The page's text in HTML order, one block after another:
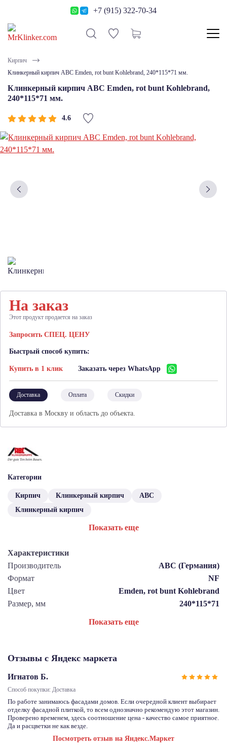
+7 (915) 322-70-34
Кирпич
Клинкерный кирпич ABC Emden, rot bunt Kohlebrand, 240*115*71 мм.
Клинкерный кирпич ABC Emden, rot bunt Kohlebrand,
240*115*71 мм.
4.6
Категории
Кирпич Клинкерный кирпич
ABC
Клинкерный кирпич
Показать еще
Характеристики
Производитель
ABC (Германия)
Формат
NF
Цвет
Emden, rot bunt Kohlebrand
Размер, мм
240*115*71
Показать еще
На заказ
Этот продукт продается на заказ
Запросить СПЕЦ. ЦЕНУ
Быстрый способ купить:
Купить в 1 клик Заказать через WhatsApp
Доставка Оплата Скидки
Доставка в Москву и область до объекта.
Отзывы с Яндекс маркета
Игнатов Б.
Способ покупки: Доставка
По работе занимаюсь фасадами домов. Если очередной клиент выбирает
отделку фасадной плиткой, то всем однозначно рекомендую этот магазин.
Проверено временем, здесь соотношение цена - качество самое приятное.
Да и расцветки не как везде.
Посмотреть отзыв на Яндекс.Маркет